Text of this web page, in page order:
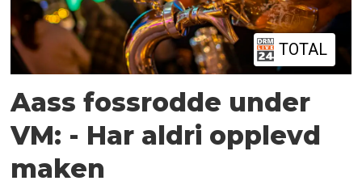
TOTAL
Aass fossrodde under
VM: - Har aldri opplevd
maken